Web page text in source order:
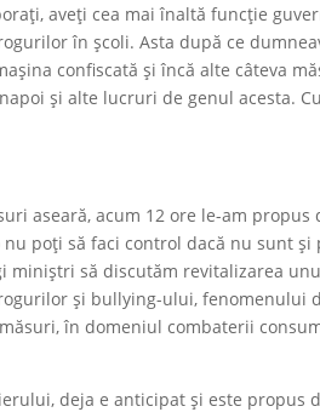
aveți cea mai înaltă funcție
în școli. Asta după ce
confiscată și încă alte câteva
și alte lucruri de genul acesta.
aseară, acum 12 ore le-am propus
poți să faci control dacă nu sunt
miniștri să discutăm revitalizarea
și bullying-ului, fenomenului
în domeniul combaterii
deja e anticipat și este propus